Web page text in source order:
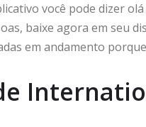
você pode dizer
baixe agora em seu
em andamento